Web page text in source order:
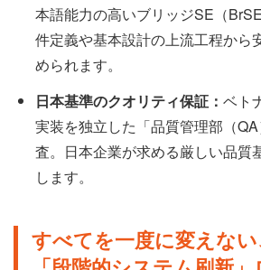
本語能力の高いブリッジSE（
件定義や基本設計の上流工程から
められます。
日本基準のクオリティ保証： ベト
実装を独立した「品質管理部（
査。日本企業が求める厳しい品質
します。
すべてを一度に変えな